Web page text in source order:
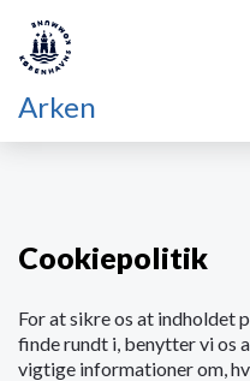
Arken
Cookiepolitik
For at sikre os at indholdet
finde rundt i, benytter vi os
vigtige informationer om,